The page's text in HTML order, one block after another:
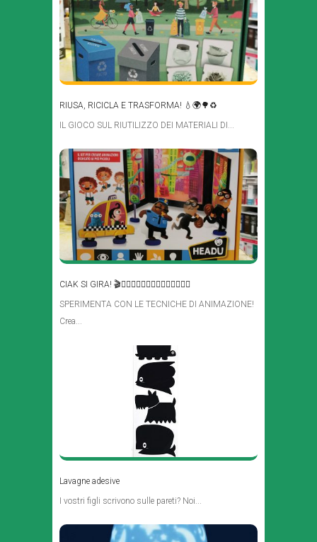
RIUSA, RICICLA E TRASFORMA! 💧🌍🌳♻️
IL GIOCO SUL RIUTILIZZO DEI MATERIALI DI...
CIAK SI GIRA! 🎬🕵🏻🧑🏻‍⚕️🧑🏻‍🍳🧑🏻‍🚒🧑🏻‍🔬
SPERIMENTA CON LE TECNICHE DI ANIMAZIONE!
Crea...
Lavagne adesive
I vostri figli scrivono sulle pareti? Noi...